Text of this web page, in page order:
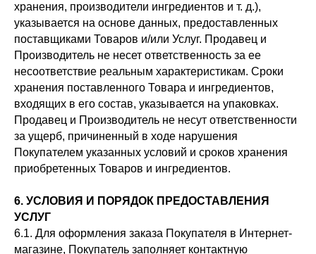
хранения, производители ингредиентов и т. д.),
указывается на основе данных, предоставленных
поставщиками Товаров и/или Услуг. Продавец и
Производитель не несет ответственность за ее
несоответствие реальным характеристикам. Сроки
хранения поставленного Товара и ингредиентов,
входящих в его состав, указывается на упаковках.
Продавец и Производитель не несут ответственности
за ущерб, причиненный в ходе нарушения
Покупателем указанных условий и сроков хранения
приобретенных Товаров и ингредиентов.
6. УСЛОВИЯ И ПОРЯДОК ПРЕДОСТАВЛЕНИЯ
УСЛУГ
6.1. Для оформления заказа Покупателя в Интернет-
магазине, Покупатель заполняет контактную